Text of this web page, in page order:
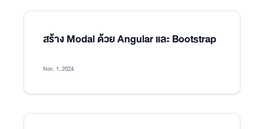
สร้าง Modal ด้วย Angular และ Bootstrap
Nov. 1, 2024